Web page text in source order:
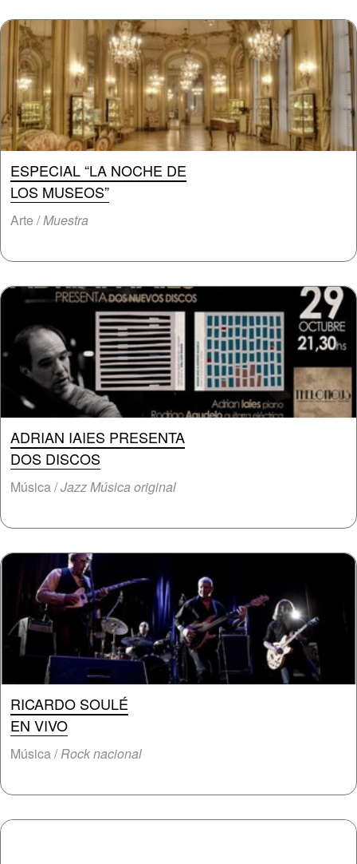
ESPECIAL “LA NOCHE DE
LOS MUSEOS”
Arte /Muestra
ADRIAN IAIES PRESENTA
DOS DISCOS
Música /Jazz Música original
RICARDO SOULÉ
EN VIVO
Música /Rock nacional